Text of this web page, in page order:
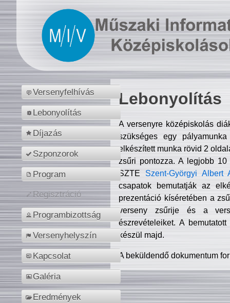
Versenyfelhívás
Lebonyolítás
Díjazás
Szponzorok
Program
Regisztráció
Programbizottság
Versenyhelyszín
Kapcsolat
Galéria
Eredmények
Lebonyolítás
A versenyre középiskolás
szükséges egy
elkészített munka rövid 2
zsűri pontozza. A legjobb
SZTE Szent-Györgyi Albert
csapatok bemutatják az
prezentáció kíséretében a
verseny zsűrije és a
észrevételeiket. A
készül majd.
A beküldendő dokumentum